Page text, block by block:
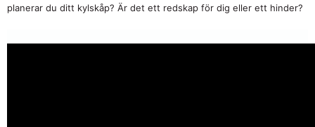
planerar du ditt kylskåp? Är det ett redskap för dig eller ett hinder?